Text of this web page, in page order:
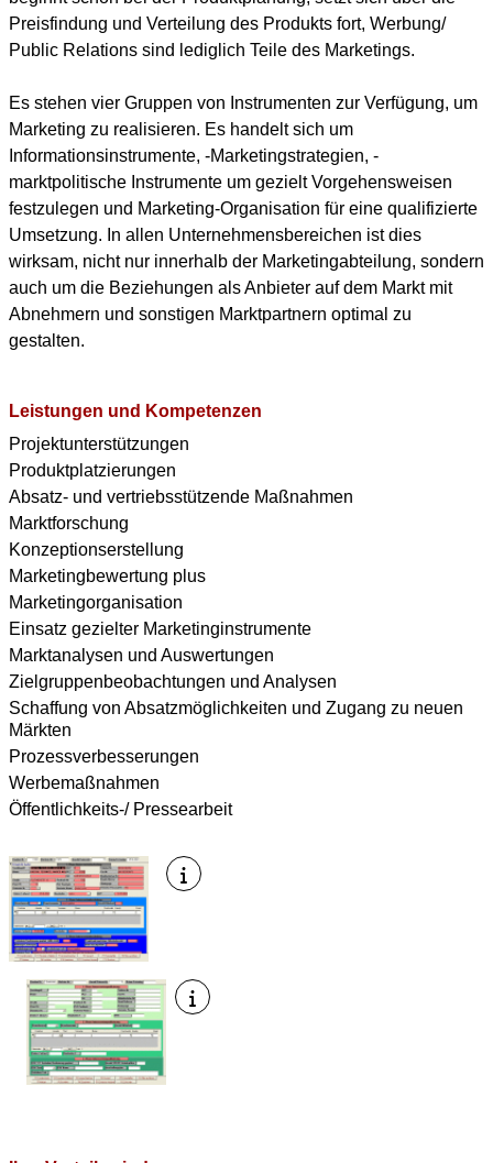
Preisfindung und Verteilung des Produkts fort, Werbung/
Public Relations sind lediglich Teile des Marketings.
Es stehen vier Gruppen von Instrumenten zur Verfügung, um
Marketing zu realisieren. Es handelt sich um
Informationsinstrumente, -Marketingstrategien, -
marktpolitische Instrumente um gezielt Vorgehensweisen
festzulegen und Marketing-Organisation für eine qualifizierte
Umsetzung. In allen Unternehmensbereichen ist dies
wirksam, nicht nur innerhalb der Marketingabteilung, sondern
auch um die Beziehungen als Anbieter auf dem Markt mit
Abnehmern und sonstigen Marktpartnern optimal zu
gestalten.
Leistungen und Kompetenzen
Projektunterstützungen
Produktplatzierungen
Absatz- und vertriebsstützende Maßnahmen
Marktforschung
Konzeptionserstellung
Marketingbewertung plus
Marketingorganisation
Einsatz gezielter Marketinginstrumente
Marktanalysen und Auswertungen
Zielgruppenbeobachtungen und Analysen
Schaffung von Absatzmöglichkeiten und Zugang zu neuen
Märkten
Prozessverbesserungen
Werbemaßnahmen
Öffentlichkeits-/ Pressearbeit